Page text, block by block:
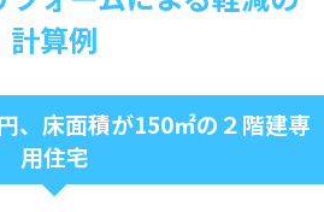
計算例
、床面積が150㎡の２階建専
用住宅